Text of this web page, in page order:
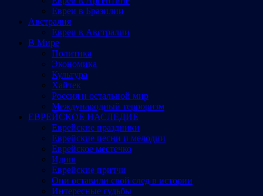
Евреи в Бразилии
Австралия
Евреи в Австралии
В Мире
Политика
Экономика
Культура
Хайтек
Россия и остальной мир
Международный терроризм
ЕВРЕЙСКОЕ НАСЛЕДИЕ
Еврейские праздники
Еврейские песни и мелодии
Еврейское местечко
Идиш
Еврейские притчи
Они оставили свой след в истории
Интересные судьбы